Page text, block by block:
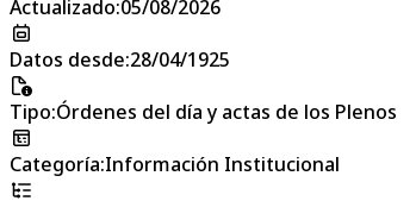
Actualizado:05/08/2026
Datos desde:28/04/1925
Tipo:Órdenes del día y actas de los Plenos
Categoría:Información Institucional